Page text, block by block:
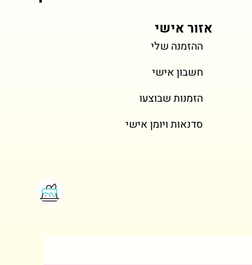
טירמיסומחיר‏120.00 ‏₪
Horse Lovers Cupcakes
אזור אישי
ההזמנה שלי
חשבון אישי
הזמנות שבוצעו
סדנאות ויומן אישי